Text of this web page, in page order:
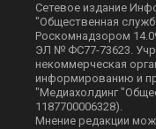
Сетевое издание
"Общественная
Роскомнадзором
ЭЛ № ФС77-73623.
некоммерческая
информированию и
"Медиахолдинг
1187700006328).
Мнение редакции